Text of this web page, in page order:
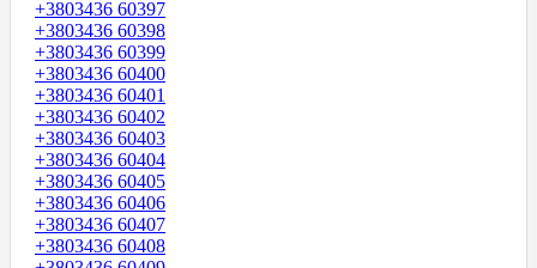
+3803436 60397
+3803436 60398
+3803436 60399
+3803436 60400
+3803436 60401
+3803436 60402
+3803436 60403
+3803436 60404
+3803436 60405
+3803436 60406
+3803436 60407
+3803436 60408